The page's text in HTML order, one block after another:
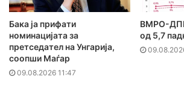
Бака ја прифати
номинацијата за
претседател на Унгарија,
соопши Маѓар
09.08.2026 11:47
ВМРО-
од 5,7